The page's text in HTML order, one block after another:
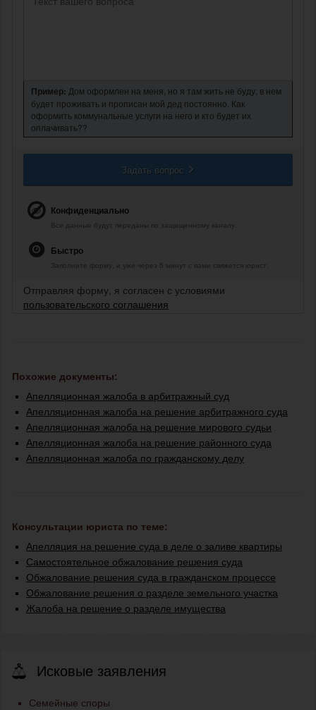
Пример: Дом оформлен на меня, но я там жить не буду, в нем
будет проживать и прописан мой дед постоянно. Как
оформить коммунальные услуги на него и кто будет их
оплачивать??
Задать вопрос
Конфиденциально
Все данные будут переданы по защищенному каналу.
Быстро
Заполните форму, и уже через 5 минут с вами свяжется юрист.
Отправляя форму, я согласен с условиями
пользовательского соглашения
Похожие документы:
Апелляционная жалоба в арбитражный суд
Апелляционная жалоба на решение арбитражного суда
Апелляционная жалоба на решение мирового судьи
Апелляционная жалоба на решение районного суда
Апелляционная жалоба по гражданскому делу
Консультации юриста по теме:
Апелляция на решение суда в деле о заливе квартиры
Самостоятельное обжалование решения суда
Обжалование решения суда в гражданском процессе
Обжалование решения о разделе земельного участка
Жалоба на решение о разделе имущества
Исковые заявления
Семейные споры